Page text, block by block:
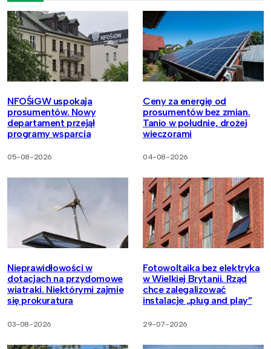
NFOŚiGW uspokaja
prosumentów. Nowy
departament przejął
programy wsparcia
05-08-2026
Ceny za energię od
prosumentów bez zmian.
Tanio w południe, drożej
wieczorami
04-08-2026
Nieprawidłowości w
dotacjach na przydomowe
wiatraki. Niektórymi zajmie
się prokuratura
03-08-2026
Fotowoltaika bez elektryka
w Wielkiej Brytanii. Rząd
chce zalegalizować
instalacje „plug and play”
29-07-2026